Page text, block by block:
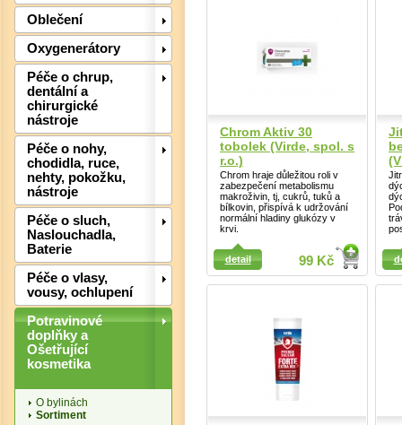
Oblečení
Oxygenerátory
Péče o chrup,
dentální a
chirurgické
nástroje
Péče o nohy,
chodidla, ruce,
nehty, pokožku,
nástroje
Péče o sluch,
Naslouchadla,
Baterie
Péče o vlasy,
vousy, ochlupení
Potravinové
doplňky a
Ošetřující
kosmetika
O bylinách
Sortiment
Chrom Aktiv 30
tobolek (Virde, spol. s
r.o.)
Chrom hraje důležitou roli v
zabezpečení metabolismu
makroživin, tj, cukrů, tuků a
bílkovin, přispívá k udržování
normální hladiny glukózy v
krvi.
99 Kč
detail
Detail